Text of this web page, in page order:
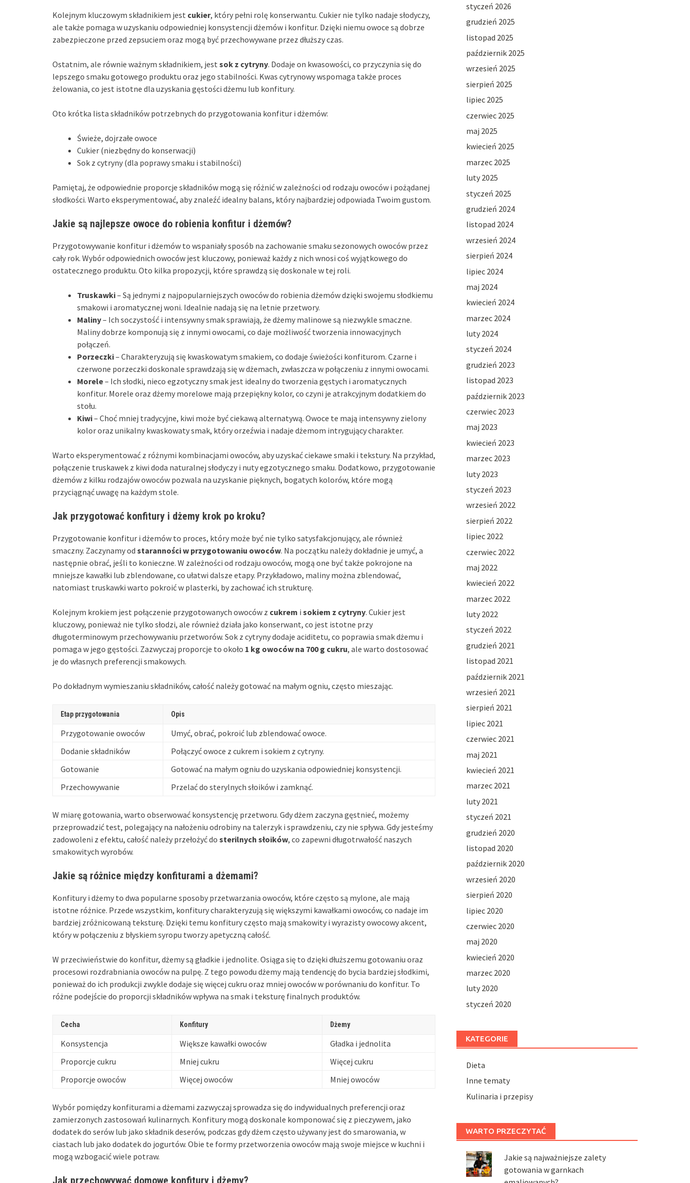
Kolejnym kluczowym składnikiem jest cukier, który pełni rolę konserwantu. Cukier nie tylko nadaje słodyczy,
ale także pomaga w uzyskaniu odpowiedniej konsystencji dżemów i konfitur. Dzięki niemu owoce są dobrze
zabezpieczone przed zepsuciem oraz mogą być przechowywane przez dłuższy czas.
Ostatnim, ale równie ważnym składnikiem, jest sok z cytryny. Dodaje on kwasowości, co przyczynia się do
lepszego smaku gotowego produktu oraz jego stabilności. Kwas cytrynowy wspomaga także proces
żelowania, co jest istotne dla uzyskania gęstości dżemu lub konfitury.
Oto krótka lista składników potrzebnych do przygotowania konfitur i dżemów:
Świeże, dojrzałe owoce
Cukier (niezbędny do konserwacji)
Sok z cytryny (dla poprawy smaku i stabilności)
Pamiętaj, że odpowiednie proporcje składników mogą się różnić w zależności od rodzaju owoców i pożądanej
słodkości. Warto eksperymentować, aby znaleźć idealny balans, który najbardziej odpowiada Twoim gustom.
Jakie są najlepsze owoce do robienia konfitur i dżemów?
Przygotowywanie konfitur i dżemów to wspaniały sposób na zachowanie smaku sezonowych owoców przez
cały rok. Wybór odpowiednich owoców jest kluczowy, ponieważ każdy z nich wnosi coś wyjątkowego do
ostatecznego produktu. Oto kilka propozycji, które sprawdzą się doskonale w tej roli.
Truskawki– Są jednymi z najpopularniejszych owoców do robienia dżemów dzięki swojemu słodkiemu
smakowi i aromatycznej woni. Idealnie nadają się na letnie przetwory.
Maliny– Ich soczystość i intensywny smak sprawiają, że dżemy malinowe są niezwykle smaczne.
Maliny dobrze komponują się z innymi owocami, co daje możliwość tworzenia innowacyjnych
połączeń.
Porzeczki– Charakteryzują się kwaskowatym smakiem, co dodaje świeżości konfiturom. Czarne i
czerwone porzeczki doskonale sprawdzają się w dżemach, zwłaszcza w połączeniu z innymi owocami.
Morele– Ich słodki, nieco egzotyczny smak jest idealny do tworzenia gęstych i aromatycznych
konfitur. Morele oraz dżemy morelowe mają przepiękny kolor, co czyni je atrakcyjnym dodatkiem do
stołu.
Kiwi– Choć mniej tradycyjne, kiwi może być ciekawą alternatywą. Owoce te mają intensywny zielony
kolor oraz unikalny kwaskowaty smak, który orzeźwia i nadaje dżemom intrygujący charakter.
Warto eksperymentować z różnymi kombinacjami owoców, aby uzyskać ciekawe smaki i tekstury. Na przykład,
połączenie truskawek z kiwi doda naturalnej słodyczy i nuty egzotycznego smaku. Dodatkowo, przygotowanie
dżemów z kilku rodzajów owoców pozwala na uzyskanie pięknych, bogatych kolorów, które mogą
przyciągnąć uwagę na każdym stole.
Jak przygotować konfitury i dżemy krok po kroku?
Przygotowanie konfitur i dżemów to proces, który może być nie tylko satysfakcjonujący, ale również
smaczny. Zaczynamy od staranności w przygotowaniu owoców. Na początku należy dokładnie je umyć, a
następnie obrać, jeśli to konieczne. W zależności od rodzaju owoców, mogą one być także pokrojone na
mniejsze kawałki lub zblendowane, co ułatwi dalsze etapy. Przykładowo, maliny można zblendować,
natomiast truskawki warto pokroić w plasterki, by zachować ich strukturę.
Kolejnym krokiem jest połączenie przygotowanych owoców z cukrem i sokiem z cytryny. Cukier jest
kluczowy, ponieważ nie tylko słodzi, ale również działa jako konserwant, co jest istotne przy
długoterminowym przechowywaniu przetworów. Sok z cytryny dodaje aciditetu, co poprawia smak dżemu i
pomaga w jego gęstości. Zazwyczaj proporcje to około 1 kg owoców na 700 g cukru, ale warto dostosować
je do własnych preferencji smakowych.
Po dokładnym wymieszaniu składników, całość należy gotować na małym ogniu, często mieszając.
Etap przygotowania Opis
Przygotowanie owoców
Umyć, obrać, pokroić lub zblendować owoce.
Dodanie składników
Połączyć owoce z cukrem i sokiem z cytryny.
Gotowanie
Gotować na małym ogniu do uzyskania odpowiedniej konsystencji.
Przechowywanie
Przelać do sterylnych słoików i zamknąć.
W miarę gotowania, warto obserwować konsystencję przetworu. Gdy dżem zaczyna gęstnieć, możemy
przeprowadzić test, polegający na nałożeniu odrobiny na talerzyk i sprawdzeniu, czy nie spływa. Gdy jesteśmy
zadowoleni z efektu, całość należy przełożyć do sterilnych słoików, co zapewni długotrwałość naszych
smakowitych wyrobów.
Jakie są różnice między konfiturami a dżemami?
Konfitury i dżemy to dwa popularne sposoby przetwarzania owoców, które często są mylone, ale mają
istotne różnice. Przede wszystkim, konfitury charakteryzują się większymi kawałkami owoców, co nadaje im
bardziej zróżnicowaną teksturę. Dzięki temu konfitury często mają smakowity i wyrazisty owocowy akcent,
który w połączeniu z błyskiem syropu tworzy apetyczną całość.
W przeciwieństwie do konfitur, dżemy są gładkie i jednolite. Osiąga się to dzięki dłuższemu gotowaniu oraz
procesowi rozdrabniania owoców na pulpę. Z tego powodu dżemy mają tendencję do bycia bardziej słodkimi,
ponieważ do ich produkcji zwykle dodaje się więcej cukru oraz mniej owoców w porównaniu do konfitur. To
różne podejście do proporcji składników wpływa na smak i teksturę finalnych produktów.
Cecha Konfitury Dżemy
Konsystencja Większe kawałki owoców
Gładka i jednolita
Proporcje cukru
Mniej cukru
Więcej cukru
Proporcje owoców
Więcej owoców Mniej owoców
Wybór pomiędzy konfiturami a dżemami zazwyczaj sprowadza się do indywidualnych preferencji oraz
zamierzonych zastosowań kulinarnych. Konfitury mogą doskonale komponować się z pieczywem, jako
dodatek do serów lub jako składnik deserów, podczas gdy dżem często używany jest do smarowania, w
ciastach lub jako dodatek do jogurtów. Obie te formy przetworzenia owoców mają swoje miejsce w kuchni i
mogą wzbogacić wiele potraw.
styczeń 2026
grudzień 2025
listopad 2025
październik 2025
wrzesień 2025
sierpień 2025
lipiec 2025
czerwiec 2025
maj 2025
kwiecień 2025
marzec 2025
luty 2025
styczeń 2025
grudzień 2024
listopad 2024
wrzesień 2024
sierpień 2024
lipiec 2024
maj 2024
kwiecień 2024
marzec 2024
luty 2024
styczeń 2024
grudzień 2023
listopad 2023
październik 2023
czerwiec 2023
maj 2023
kwiecień 2023
marzec 2023
luty 2023
styczeń 2023
wrzesień 2022
sierpień 2022
lipiec 2022
czerwiec 2022
maj 2022
kwiecień 2022
marzec 2022
luty 2022
styczeń 2022
grudzień 2021
listopad 2021
październik 2021
wrzesień 2021
sierpień 2021
lipiec 2021
czerwiec 2021
maj 2021
kwiecień 2021
marzec 2021
luty 2021
styczeń 2021
grudzień 2020
listopad 2020
październik 2020
wrzesień 2020
sierpień 2020
lipiec 2020
czerwiec 2020
maj 2020
kwiecień 2020
marzec 2020
luty 2020
styczeń 2020
KATEGORIE
Dieta
Inne tematy
Kulinaria i przepisy
WARTO PRZECZYTAĆ
Jakie są najważniejsze zalety
gotowania w garnkach